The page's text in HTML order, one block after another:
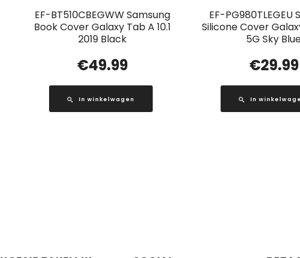
EF-BT510CBEGWW Samsung
Book Cover Galaxy Tab A 10.1
2019 Black
€49.99
In winkelwagen
EF-PG980TLEGEU
Silicone Cover
5G Sky
€29.99
In